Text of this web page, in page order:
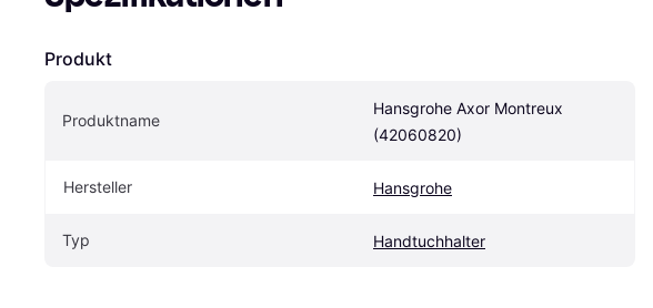
Produkt
Produktname
Hansgrohe Axor Montreux
(42060820)
Hersteller Hansgrohe
Typ Handtuchhalter